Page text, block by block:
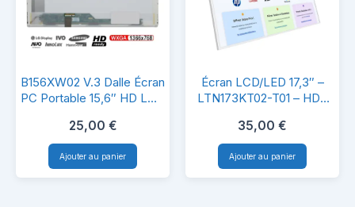
B156XW02
V.3
Dalle
Écran
PC
B156XW02 V.3 Dalle Écran
PC Portable 15,6″ HD LCD
25,00 €
Ajouter au panier
Écran
LCD/LED
17,3″
–
LTN173KT02-
Écran LCD/LED 17,3″ –
LTN173KT02-T01 – HD+
& Compatibilité
35,00 €
Ajouter au panier